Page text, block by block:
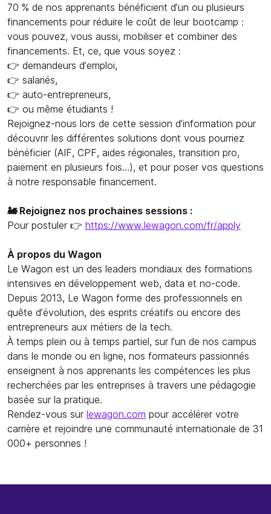
70 % de nos apprenants bénéficient d’un ou plusieurs
financements pour réduire le coût de leur bootcamp :
vous pouvez, vous aussi, mobiliser et combiner des
financements. Et, ce, que vous soyez :
👉 demandeurs d’emploi,
👉 salariés,
👉 auto-entrepreneurs,
👉 ou même étudiants !
Rejoignez-nous lors de cette session d’information pour
découvrir les différentes solutions dont vous pourriez
bénéficier (AIF, CPF, aides régionales, transition pro,
paiement en plusieurs fois…), et pour poser vos questions
à notre responsable financement.
🚂 Rejoignez nos prochaines sessions :
Pour postuler 👉 https://www.lewagon.com/fr/apply
À propos du Wagon
Le Wagon est un des leaders mondiaux des formations
intensives en développement web, data et no-code.
Depuis 2013, Le Wagon forme des professionnels en
quête d’évolution, des esprits créatifs ou encore des
entrepreneurs aux métiers de la tech.
À temps plein ou à temps partiel, sur l’un de nos campus
dans le monde ou en ligne, nos formateurs passionnés
enseignent à nos apprenants les compétences les plus
recherchées par les entreprises à travers une pédagogie
basée sur la pratique.
Rendez-vous sur lewagon.com pour accélérer votre
carrière et rejoindre une communauté internationale de 31
000+ personnes !